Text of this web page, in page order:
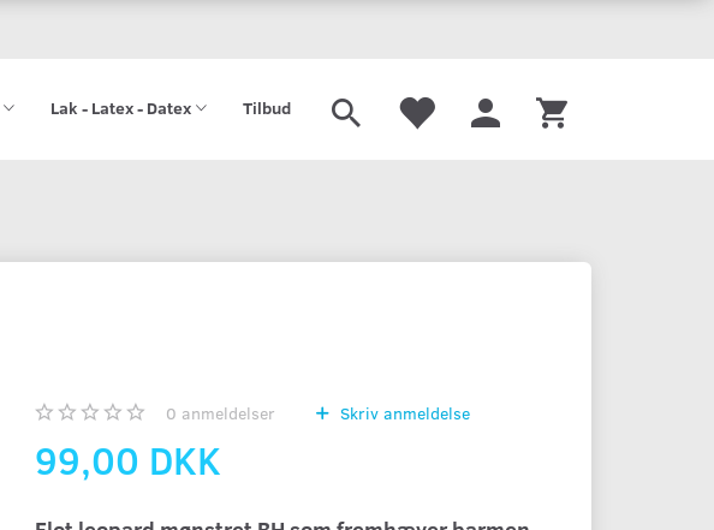
Lak - Latex - Datex Tilbud
0 anmeldelser Skriv anmeldelse
99,00 DKK